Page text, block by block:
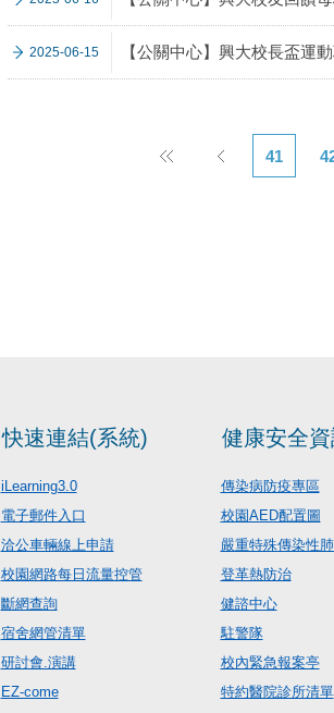
2025-06-15 【公關中心】興大校長盃運
41
快速連結(系統)
iLearning3.0
電子郵件入口
洽公車輛線上申請
校園網路每日流量控管
斷網查詢
宿舍網管清單
研討會.演講
EZ-come
健康安全
傳染病防疫專區
校園AED配置圖
嚴重特殊傳染性
登革熱防治
健諮中心
駐警隊
校內緊急報案亭
特約醫院診所清單